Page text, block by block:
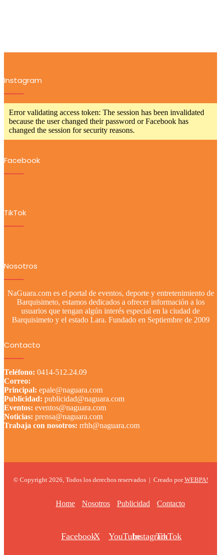
Instagram
Error validating access token: The session has been invalidated
because the user changed their password or Facebook has
changed the session for security reasons.
Facebook
TikTok
Nosotros
NaGuara.com es el portal de eventos, deporte y entretenimiento de
Barquisimeto, estamos dedicados a ofrecer información a los
usuarios que tengan algún interés especial en la ciudad de
Barquisimeto y el estado Lara. Fundado en Septiembre de 2009
Contacto
Teléfono: 0414-512.24.09
Correo:
Principal: epale@naguara.com
Publicidad: publicidad@naguara.com
Eventos: eventos@naguara.com
Noticias: prensa@naguara.com
Trabaja con nosotros: rrhh@naguara.com
© Copyright 2026, Todos los derechos reservados | Creado porWEBPA!
Home Nosotros Publicidad Contacto
FacebookX YouTubeInstagramTikTok